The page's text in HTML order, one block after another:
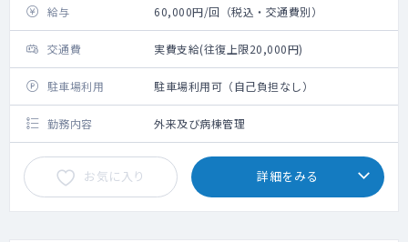
給与 60,000円/回（税込・交通費別）
交通費 実費支給(往復上限20,000円)
駐車場利用 駐車場利用可（自己負担なし）
勤務内容 外来及び病棟管理
お気に入り 詳細をみる